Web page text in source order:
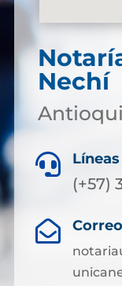
Nechí

(+57)
